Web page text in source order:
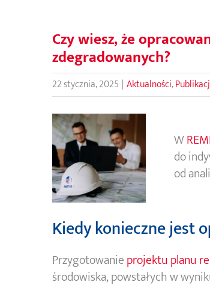
Czy wiesz, że
zdegradowanych?
22 stycznia, 2025 | Aktualności,
W
do
od
Kiedy konieczne jest
Przygotowanieprojektu planu
środowiska, powstałych w